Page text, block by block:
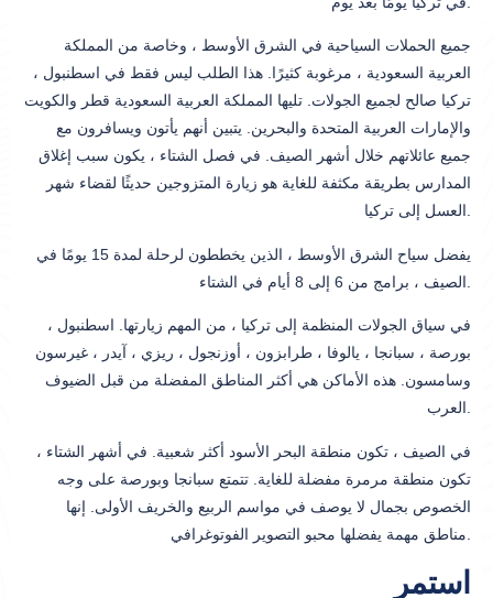
جميع الحملات السياحية في الشرق الأوسط ، وخاصة من المملكة
العربية السعودية ، مرغوبة كثيرًا. هذا الطلب ليس فقط في اسطنبول ،
تركيا صالح لجميع الجولات. تليها المملكة العربية السعودية قطر والكويت
والإمارات العربية المتحدة والبحرين. يتبين أنهم يأتون ويسافرون مع
جميع عائلاتهم خلال أشهر الصيف. في فصل الشتاء ، يكون سبب إغلاق
المدارس بطريقة مكثفة للغاية هو زيارة المتزوجين حديثًا لقضاء شهر
العسل إلى تركيا.
يفضل سياح الشرق الأوسط ، الذين يخططون لرحلة لمدة 15 يومًا في
في سياق الجولات المنظمة إلى تركيا ، من المهم زيارتها. اسطنبول ،
بورصة ، سبانجا ، يالوفا ، طرابزون ، أوزنجول ، ريزي ، آيدر ، غيرسون
وسامسون. هذه الأماكن هي أكثر المناطق المفضلة من قبل الضيوف
العرب.
في الصيف ، تكون منطقة البحر الأسود أكثر شعبية. في أشهر الشتاء ،
تكون منطقة مرمرة مفضلة للغاية. تتمتع سبانجا وبورصة على وجه
الخصوص بجمال لا يوصف في مواسم الربيع والخريف الأولى. إنها
استمر